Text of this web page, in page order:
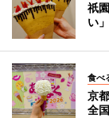
祇
い
食べ
京
全